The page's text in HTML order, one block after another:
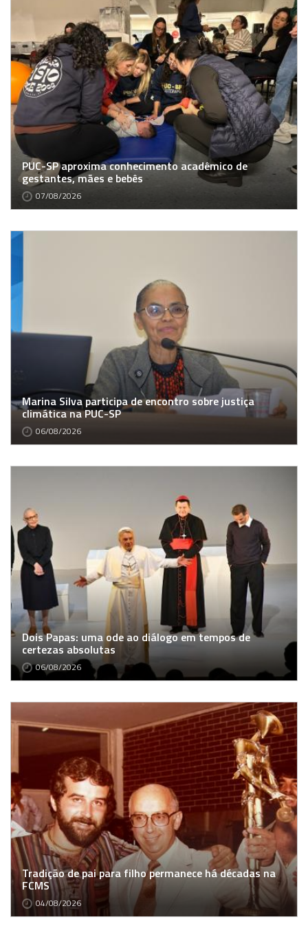
PUC-SP aproxima conhecimento acadêmico de
gestantes, mães e bebês
07/08/2026
Marina Silva participa de encontro sobre justiça
climática na PUC-SP
06/08/2026
Dois Papas: uma ode ao diálogo em tempos de
certezas absolutas
06/08/2026
Tradição de pai para filho permanece há décadas na
FCMS
04/08/2026